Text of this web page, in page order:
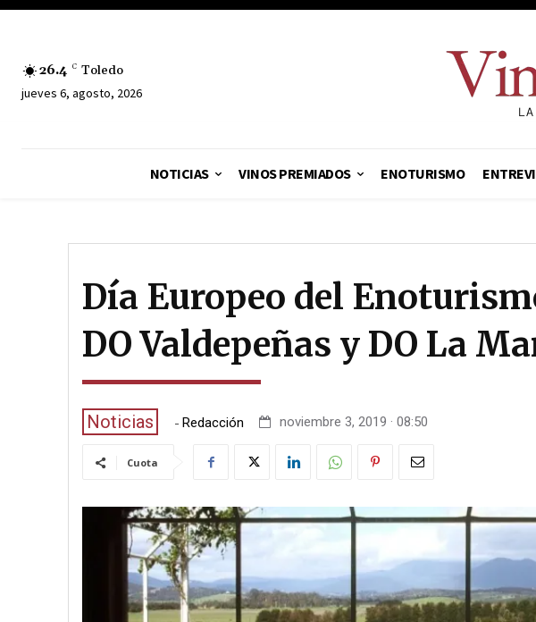
26.4 C Toledo
jueves 6, agosto, 2026
NOTICIAS VINOS PREMIADOS ENOTURISMO
Día Europeo del
DO Valdepeñas y DO La
Noticias - Redacción noviembre 3, 2019 · 08:50
Cuota